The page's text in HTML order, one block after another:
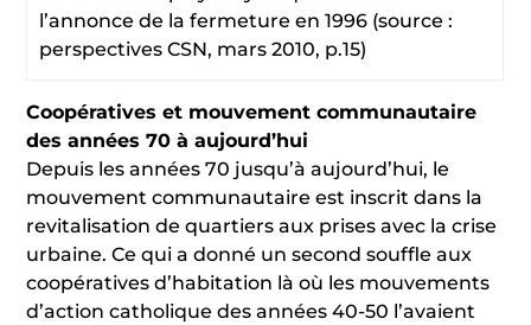
l’annonce de la fermeture en 1996 (source :
perspectives CSN, mars 2010, p.15)
Coopératives et mouvement communautaire
des années 70 à aujourd’hui
Depuis les années 70 jusqu’à aujourd’hui, le
mouvement communautaire est inscrit dans la
revitalisation de quartiers aux prises avec la crise
urbaine. Ce qui a donné un second souffle aux
coopératives d’habitation là où les mouvements
d’action catholique des années 40-50 l’avaient